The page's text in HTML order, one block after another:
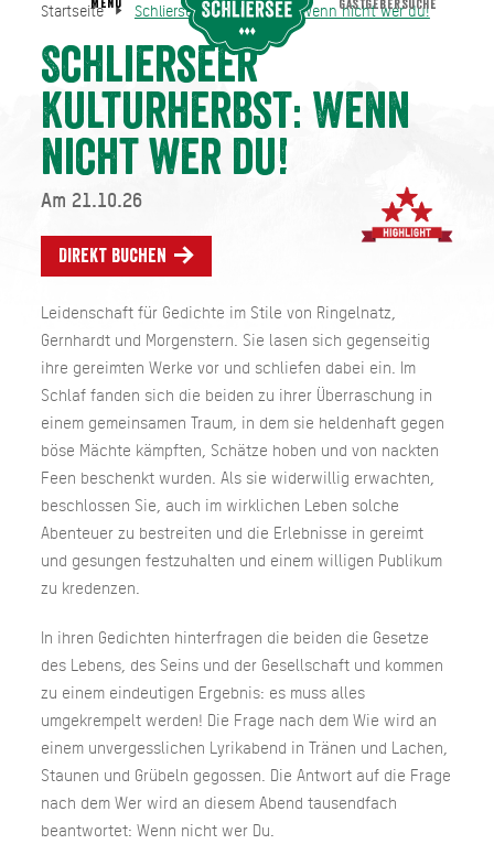
Startseite Schlierseer Kulturherbst: Wenn nicht wer du!
Schlierseer
Kulturherbst: Wenn
nicht wer du!
Am 21.10.26
Direkt buchen
Leidenschaft für Gedichte im Stile von Ringelnatz,
Gernhardt und Morgenstern. Sie lasen sich gegenseitig
ihre gereimten Werke vor und schliefen dabei ein. Im
Schlaf fanden sich die beiden zu ihrer Überraschung in
einem gemeinsamen Traum, in dem sie heldenhaft gegen
böse Mächte kämpften, Schätze hoben und von nackten
Feen beschenkt wurden. Als sie widerwillig erwachten,
beschlossen Sie, auch im wirklichen Leben solche
Abenteuer zu bestreiten und die Erlebnisse in gereimt
und gesungen festzuhalten und einem willigen Publikum
zu kredenzen.
In ihren Gedichten hinterfragen die beiden die Gesetze
des Lebens, des Seins und der Gesellschaft und kommen
zu einem eindeutigen Ergebnis: es muss alles
umgekrempelt werden! Die Frage nach dem Wie wird an
einem unvergesslichen Lyrikabend in Tränen und Lachen,
Staunen und Grübeln gegossen. Die Antwort auf die Frage
nach dem Wer wird an diesem Abend tausendfach
beantwortet: Wenn nicht wer Du.
Startseite Schlierseer Kulturherbst: Wenn nicht wer du!
MENU GASTGEBERSUCHE